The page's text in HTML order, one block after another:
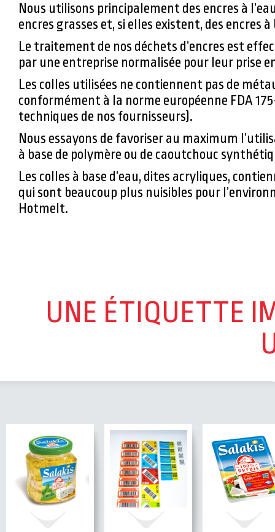
Nous utilisons principalement des encres à
encres grasses et, si elles existent, des encres
Le traitement de nos déchets d’encres est
par une entreprise normalisée pour leur prise
Les colles utilisées ne contiennent pas de
conformément à la norme européenne FDA
techniques de nos fournisseurs).
Nous essayons de favoriser au maximum
à base de polymère ou de caoutchouc
Les colles à base d’eau, dites acryliques,
qui sont beaucoup plus nuisibles pour
Hotmelt.
UNE ÉTIQUETTE